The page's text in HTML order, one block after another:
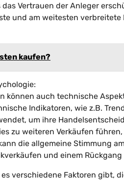
Vertrauen der Anleger
und am weitesten
kaufen?
können auch technische
Indikatoren, wie z.B.
um ihre
zu weiteren Verkäufen
die allgemeine Stimmung
und einem
verschiedene Faktoren gibt,